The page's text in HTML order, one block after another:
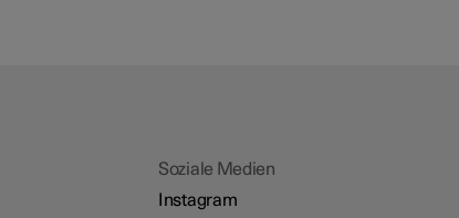
Soziale Medien
Instagram